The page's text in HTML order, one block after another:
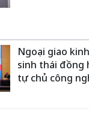
Ngoại giao
sinh thái đồng
tự chủ công